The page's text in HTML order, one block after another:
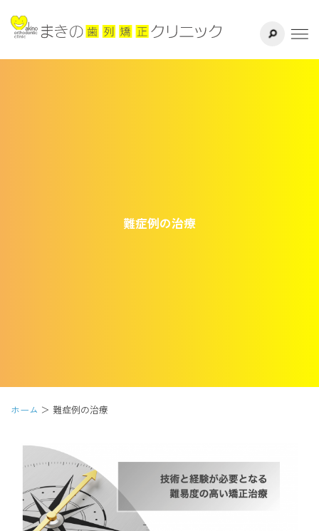
千葉県八千
通院中の方はこちら
サイト内検索
難症例の治療
ホーム 難症例の治療